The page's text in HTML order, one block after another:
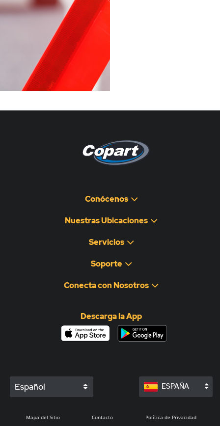
Pagina non disponibile
هذه الصفحة غير متوفرة
Conócenos
Nuestras Ubicaciones
Servicios
Soporte
Conecta con Nosotros
Descarga la App
Español ESPAÑA
Mapa del Sitio Contacto Política de Privacidad